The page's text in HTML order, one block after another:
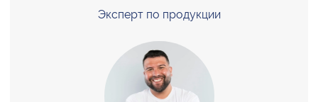
Эксперт по продукции